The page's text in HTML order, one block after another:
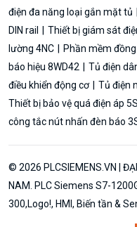
điện đa năng loại gắn mặt tủ
DIN rail
Thiết bị giám sát
lường 4NC
Phần mềm
báo hiệu 8WD42
Tủ điện
điều khiển động cơ
Tủ điện
Thiết bị bảo vệ quá điện áp
công tắc nút nhấn đèn báo
© 2026 PLCSIEMENS.VN |
NAM. PLC Siemens S7-
300,Logo!, HMI, Biến tần &